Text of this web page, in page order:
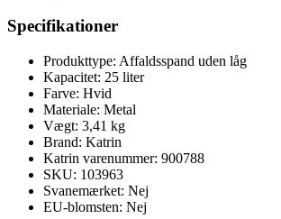
Specifikationer
Produkttype: Affaldsspand uden låg
Kapacitet: 25 liter
Farve: Hvid
Materiale: Metal
Vægt: 3,41 kg
Brand: Katrin
Katrin varenummer: 900788
SKU: 103963
Svanemærket: Nej
EU-blomsten: Nej